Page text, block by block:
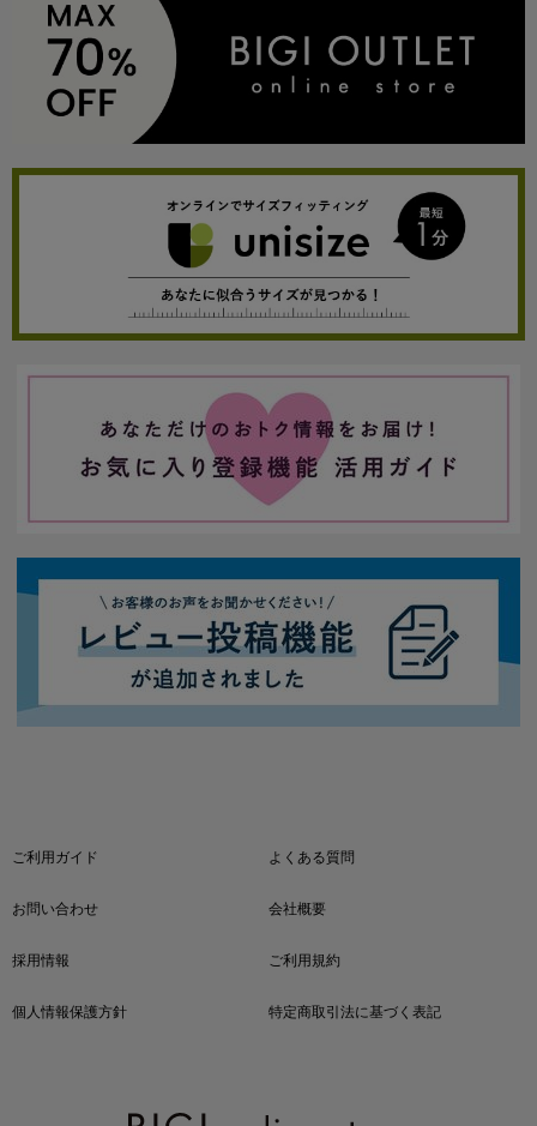
ご利用ガイド よくある質問
お問い合わせ 会社概要
採用情報 ご利用規約
個人情報保護方針 特定商取引法に基づく表記